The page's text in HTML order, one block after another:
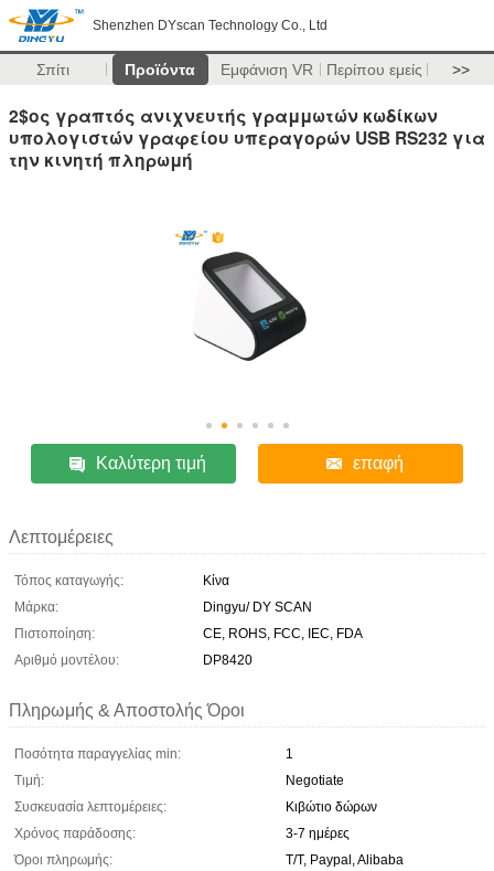
Shenzhen DYscan Technology Co., Ltd
Σπίτι Προϊόντα Εμφάνιση VR Περίπου εμείς >>
2$ος γραπτός ανιχνευτής γραμμωτών κωδίκων
υπολογιστών γραφείου υπεραγορών USB RS232 για
την κινητή πληρωμή
Καλύτερη τιμή επαφή
Λεπτομέρειες
Τόπος καταγωγής:
Κίνα
Μάρκα:
Dingyu/ DY SCAN
Πιστοποίηση:
CE, ROHS, FCC, IEC, FDA
Αριθμό μοντέλου:
DP8420
Πληρωμής & Αποστολής Όροι
Ποσότητα παραγγελίας min:
1
Τιμή:
Negotiate
Συσκευασία λεπτομέρειες:
Κιβώτιο δώρων
Χρόνος παράδοσης:
3-7 ημέρες
Όροι πληρωμής:
T/T, Paypal, Alibaba